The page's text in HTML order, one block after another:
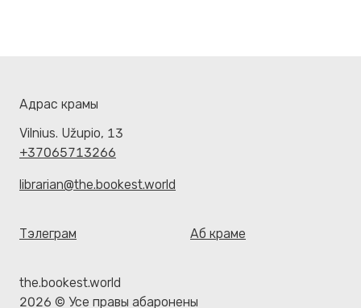
Адрас крамы
Vilnius. Užupio, 13
+37065713266
librarian@the.bookest.world
Тэлеграм Аб краме
the.bookest.world
2026 © Усе правы абаронены